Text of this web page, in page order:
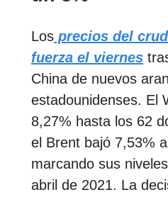
Los precios del
fuerza el viernes
China de nuevos
estadounidenses. El
8,27% hasta los 62
el Brent bajó 7,53%
marcando sus
abril de 2021. La